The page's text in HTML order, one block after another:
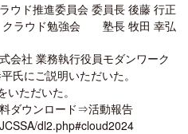
ウド推進委員会 委員長 後藤 行正
クラウド勉強会 塾長 牧田 幸弘
会社 業務執行役員モダンワーク
氏にご説明いただいた。
ただいた。
ダウンロード⇒活動報告
dl2.php#cloud2024